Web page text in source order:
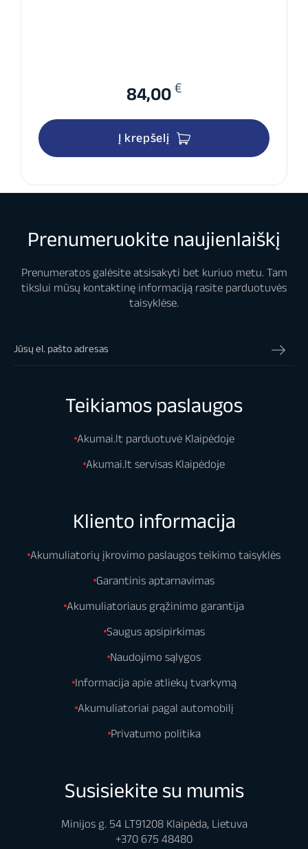
84,00 €
Į krepšelį
Prenumeruokite naujienlaiškį
Prenumeratos galėsite atsisakyti bet kuriuo metu. Tam
tikslui mūsų kontaktinę informaciją rasite parduotuvės
taisyklėse.
Teikiamos paslaugos
Akumai.lt parduotuvė Klaipėdoje
Akumai.lt servisas Klaipėdoje
Kliento informacija
Akumuliatorių įkrovimo paslaugos teikimo taisyklės
Garantinis aptarnavimas
Akumuliatoriaus grąžinimo garantija
Saugus apsipirkimas
Naudojimo sąlygos
Informacija apie atliekų tvarkymą
Akumuliatoriai pagal automobilį
Privatumo politika
Susisiekite su mumis
Minijos g. 54 LT91208 Klaipėda, Lietuva
+370 675 48480